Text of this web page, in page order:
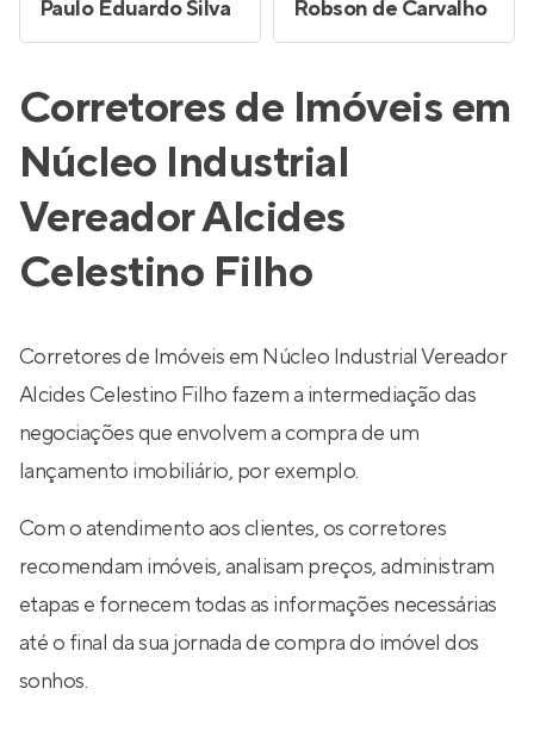
Paulo Eduardo Silva Robson de Carvalho
Corretores de Imóveis em
Núcleo Industrial
Vereador Alcides
Celestino Filho
Corretores de Imóveis em Núcleo Industrial Vereador
Alcides Celestino Filho fazem a intermediação das
negociações que envolvem a compra de um
lançamento imobiliário, por exemplo.
Com o atendimento aos clientes, os corretores
recomendam imóveis, analisam preços, administram
etapas e fornecem todas as informações necessárias
até o final da sua jornada de compra do imóvel dos
sonhos.